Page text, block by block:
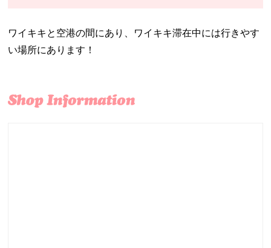
ワイキキと空港の間にあり、ワイキキ滞在中には行きやす
い場所にあります！